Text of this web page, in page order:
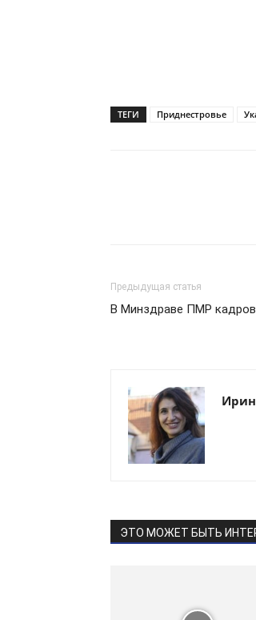
ТЕГИ Приднестровье
Предыдущая статья
В Минздраве ПМР
ЭТО МОЖЕТ БЫТЬ